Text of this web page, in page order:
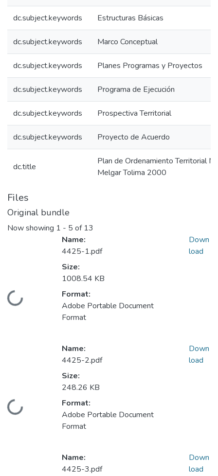
dc.subject.keywords Estructuras Básicas
dc.subject.keywords Marco Conceptual
dc.subject.keywords Planes Programas y Proyectos
dc.subject.keywords Programa de Ejecución
dc.subject.keywords Prospectiva Territorial
dc.subject.keywords Proyecto de Acuerdo
dc.title
Plan de Ordenamiento Territorial
Melgar Tolima 2000
Files
Original bundle
Now showing 1 - 5 of 13
Loading...
Name:
4425-1.pdf
Size:
1008.54 KB
Format:
Adobe Portable Document
Format
Down
load
Loading...
Name:
4425-2.pdf
Size:
248.26 KB
Format:
Adobe Portable Document
Format
Down
load
Name:
4425-3.pdf
Down
load